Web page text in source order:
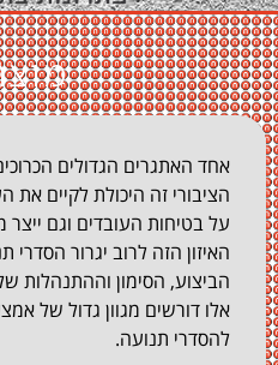
מוצרים
הגדולים הכרוכים
זה היכולת לקיים את העבודות
העובדים וגם ייצר מינימום
הזה לרוב יגרור הסדרי תנועה
הסימון וההתנהלות של
מגוון גדול של אמצעים
תנועה.